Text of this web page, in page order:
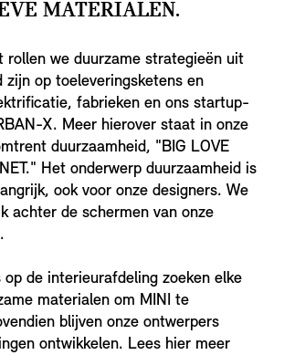
MATERIALEN.
rollen we duurzame strategieën uit
zijn op toeleveringsketens en
fabrieken en ons startup-
X. Meer hierover staat in onze
duurzaamheid, "BIG LOVE
Het onderwerp duurzaamheid is
ook voor onze designers. We
achter de schermen van onze
op de interieurafdeling zoeken elke
materialen om MINI te
blijven onze ontwerpers
ontwikkelen. Lees hier meer